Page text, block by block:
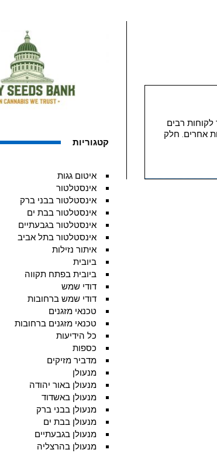
לקוחות רבים
אחרים. חלק
קטגוריות
איטום גגות
אינסטלטור
אינסטלטור בבני ברק
אינסטלטור בבת ים
אינסטלטור בגבעתיים
אינסטלטור בתל אביב
איתור נזילות
ביובית
ביובית בפתח תקווה
דודי שמש
דודי שמש ברחובות
טכנאי מזגנים
טכנאי מזגנים ברחובות
כל הידיעות
כספות
מדביר מזיקים
מנעולן
מנעולן באור יהודה
מנעולן באשדוד
מנעולן בבני ברק
מנעולן בבת ים
מנעולן בגבעתיים
מנעולן בהרצליה